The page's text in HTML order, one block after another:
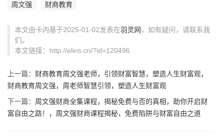
周文强 财商教育
本文由卡内基于2025-01-02发表在羽灵网 ，如有疑问，请联系我
们。
本文链接：http://elins.cn/?id=120496
上一篇： 财商教育周文强老师，引领财富智慧，塑造人生财富观，
财商教育周文强，周老师智慧引领，塑造人生财富观
下一篇： 周文强财商全集课程，揭秘免费与否的真相，助你开启财
富自由之路！，周文强财商课程揭秘，免费陷阱与财富自由之道